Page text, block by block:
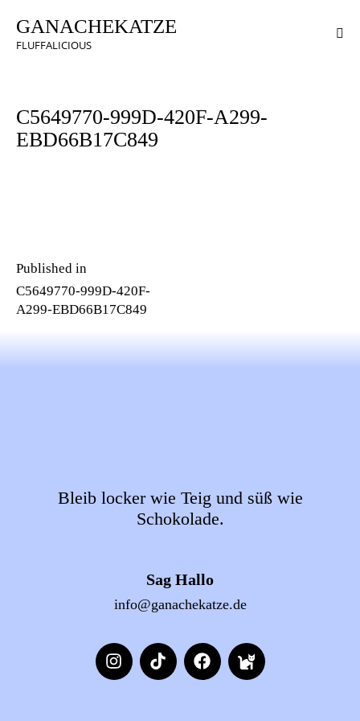
GANACHEKATZE
FLUFFALICIOUS
C5649770-999D-420F-A299-
EBD66B17C849
Published in
C5649770-999D-420F-
A299-EBD66B17C849
Bleib locker wie Teig und süß wie
Schokolade.
Sag Hallo
info@ganachekatze.de